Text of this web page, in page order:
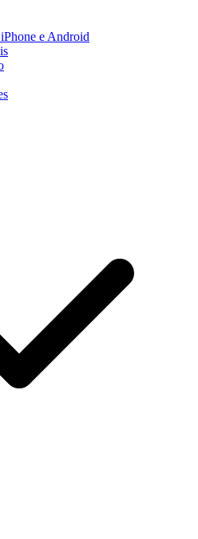
e Android